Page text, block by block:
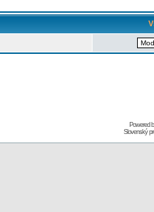
Powered
Slovenský